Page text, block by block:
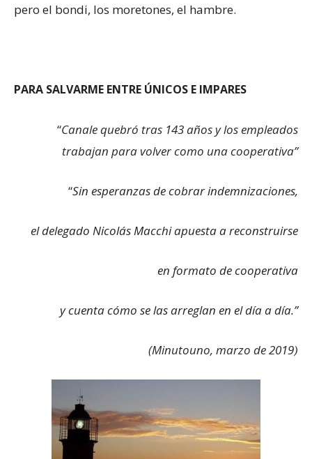
pero el bondi, los moretones, el hambre.
PARA SALVARME ENTRE ÚNICOS E IMPARES
“Canale quebró tras 143 años y los empleados
trabajan para volver como una cooperativa”
“Sin esperanzas de cobrar indemnizaciones,
el delegado Nicolás Macchi apuesta a reconstruirse
en formato de cooperativa
y cuenta cómo se las arreglan en el día a día.”
(Minutouno, marzo de 2019)